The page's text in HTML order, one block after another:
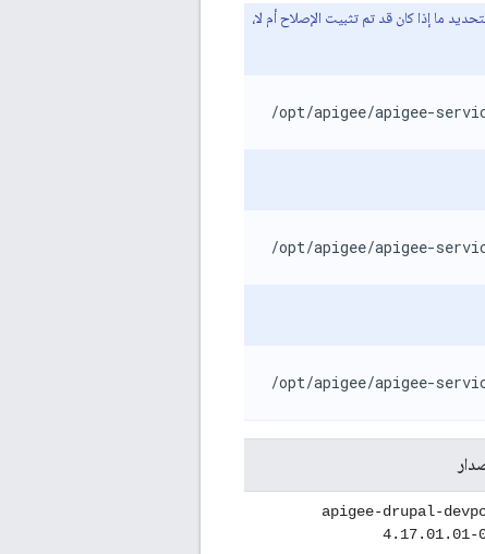
ما إذا كان قد تم تثبيت الإصلاح أم لا،
/opt/apigee/apigee-
/opt/apigee/apigee-
/opt/apigee/apigee-
apigee-drupal-
4.17.01.01-